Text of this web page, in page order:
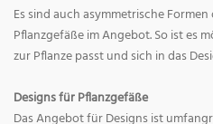
Es sind auch asymmetrische
Pflanzgefäße im Angebot. So ist es
zur Pflanze passt und sich in das
Designs für Pflanzgefäße
Das Angebot für Designs ist